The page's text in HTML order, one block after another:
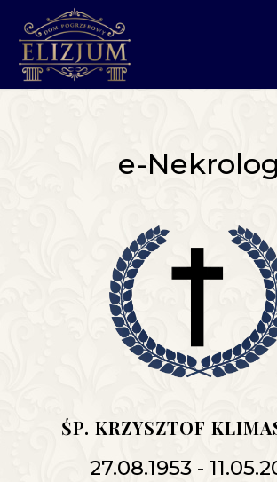
e-Nekrolog
ŚP. KRZYSZTOF
27.08.1953 -